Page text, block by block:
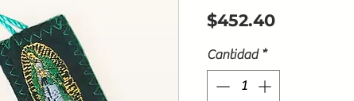
$452.40Precio
Cantidad *